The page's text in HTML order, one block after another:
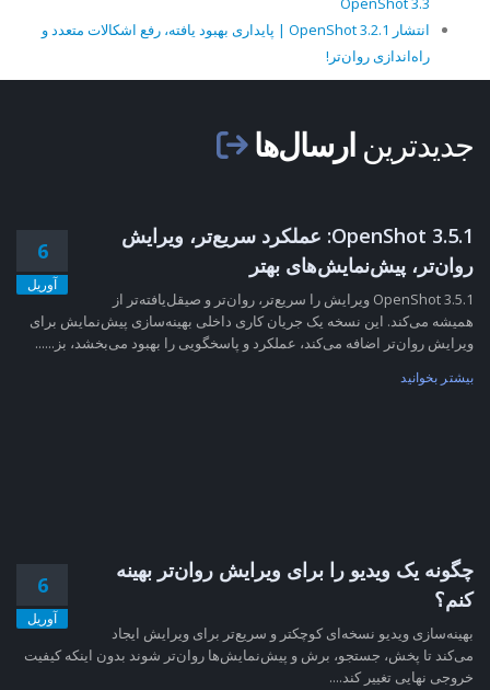
انتشار OpenShot 3.2.1 | پایداری بهبود یافته، رفع اشکالات متعدد و
راه‌اندازی روان‌تر!
جدیدترین ارسال‌ها
6
آوریل
OpenShot 3.5.1: عملکرد سریع‌تر، ویرایش
روان‌تر، پیش‌نمایش‌های بهتر
OpenShot 3.5.1 ویرایش را سریع‌تر، روان‌تر و صیقل‌یافته‌تر از
همیشه می‌کند. این نسخه یک جریان کاری داخلی بهینه‌سازی پیش‌نمایش برای
ویرایش روان‌تر اضافه می‌کند، عملکرد و پاسخگویی را بهبود می‌بخشد، بز......
بیشتر بخوانید
6
آوریل
چگونه یک ویدیو را برای ویرایش روان‌تر بهینه
کنم؟
بهینه‌سازی ویدیو نسخه‌ای کوچکتر و سریع‌تر برای ویرایش ایجاد
می‌کند تا پخش، جستجو، برش و پیش‌نمایش‌ها روان‌تر شوند بدون اینکه کیفیت
خروجی نهایی تغییر کند....